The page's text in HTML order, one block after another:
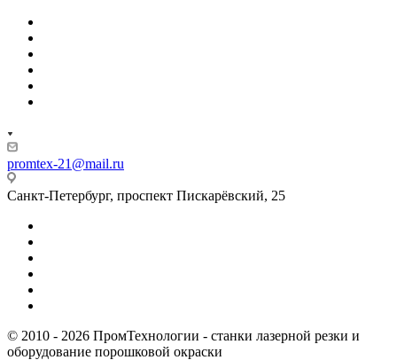
promtex-21@mail.ru
Санкт-Петербург, проспект Пискарёвский, 25
© 2010 - 2026 ПромТехнологии - станки лазерной резки и
оборудование порошковой окраски